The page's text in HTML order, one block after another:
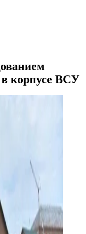
в корпусе ВСУ